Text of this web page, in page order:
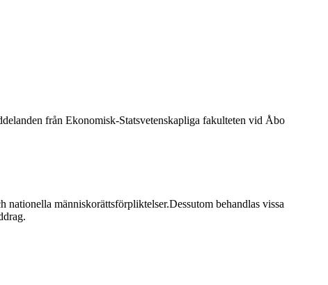
från Ekonomisk-Statsvetenskapliga fakulteten vid Åbo
människorättsförpliktelser.Dessutom behandlas vissa